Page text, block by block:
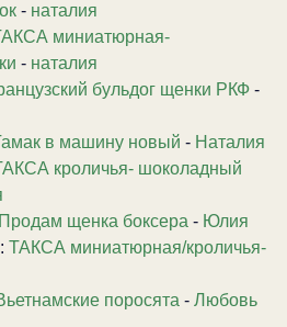
- наталия
миниатюрная-
- наталия
бульдог щенки РКФ -
в машину новый - Наталия
кроличья- шоколадный
Продам щенка боксера - Юлия
ТАКСА миниатюрная/кроличья-
поросята - Любовь